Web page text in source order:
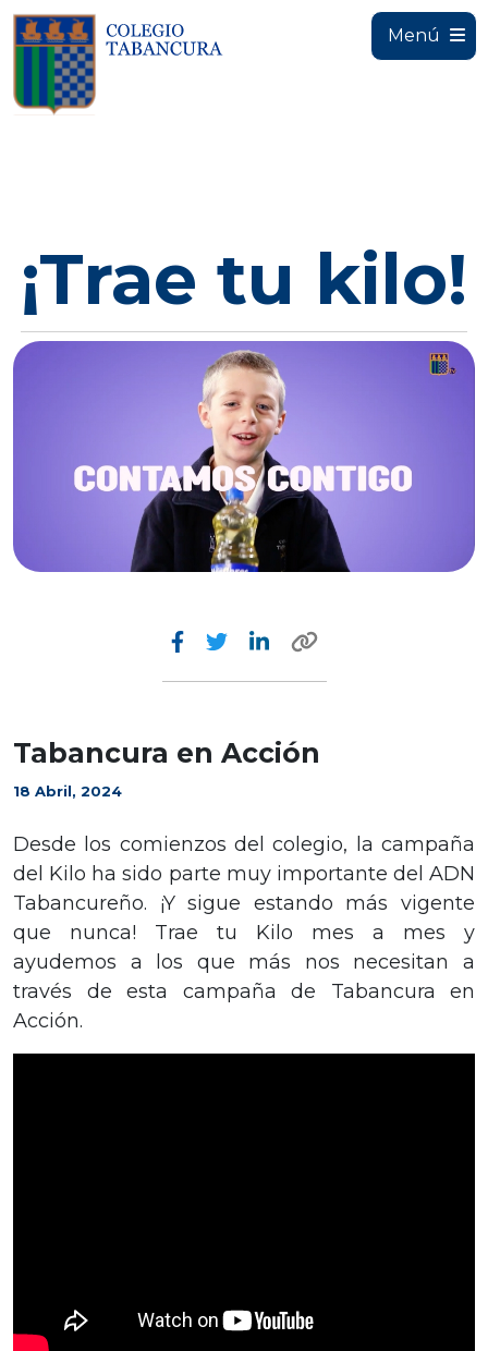
Menú
¡Trae tu kilo!
Tabancura en Acción
18 Abril, 2024
Desde los comienzos del colegio, la campaña
del Kilo ha sido parte muy importante del ADN
Tabancureño. ¡Y sigue estando más vigente
que nunca! Trae tu Kilo mes a mes y
ayudemos a los que más nos necesitan a
través de esta campaña de Tabancura en
Acción.